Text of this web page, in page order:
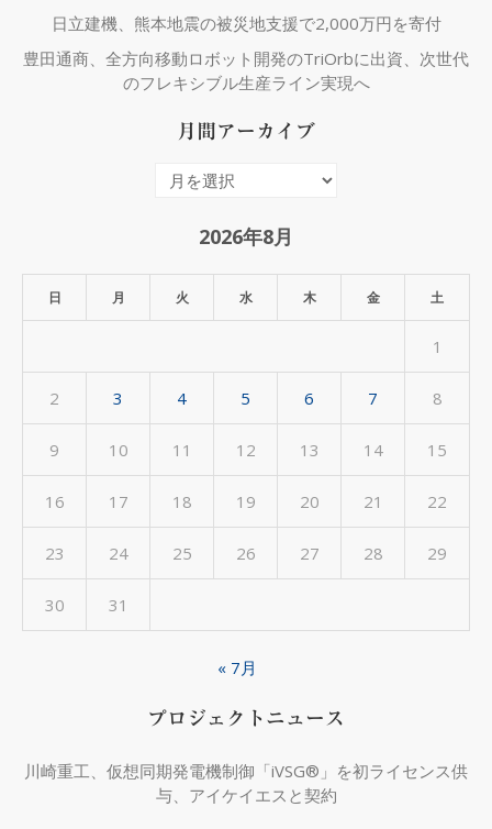
日立建機、熊本地震の被災地支援で2,000万円を寄付
豊田通商、全方向移動ロボット開発のTriOrbに出資、次世代
のフレキシブル生産ライン実現へ
月間アーカイブ
イ
2026年8月
日 月 火 水 木 金 土
1
2 3 4 5 6 7 8
9 10 11 12 13 14 15
16 17 18 19 20 21 22
23 24 25 26 27 28 29
30 31
« 7月
プロジェクトニュース
川崎重工、仮想同期発電機制御「iVSG®」を初ライセンス供
与、アイケイエスと契約